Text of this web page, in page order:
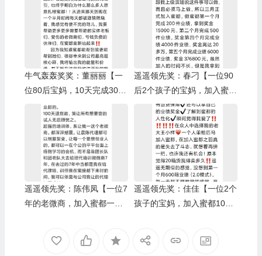
牛气轰轰奖奖：董丽丽【一
位80后宝妈，10天完成3000
箱业绩】/树人奖：小啄
遥遥领先奖：春刁【一位90
后2个孩子的宝妈，加入蜜都
5个月完成6000箱业绩】/上
级伯乐奖：Yuki
遥遥领先奖：陈伟凤【一位7
年的老微商，加入蜜都一个
遥遥领先奖：佳佳【一位2个
孩子的宝妈，加入蜜都10个